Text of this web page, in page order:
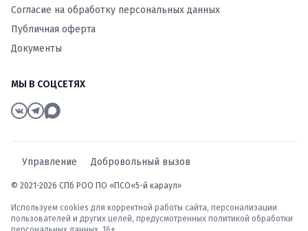
Согласие на обработку персональных данных
Публичная оферта
Документы
МЫ В СОЦСЕТЯХ
Управление Добровольный вызов
© 2021-2026 СПб РОО ПО «ПСО«5-й караул»
Используем cookies для корректной работы сайта, персонализации
пользователей и других целей, предусмотренных политикой обработки